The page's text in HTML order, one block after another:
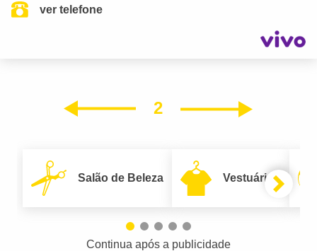
ver telefone
2
Salão de Beleza Vestuário
Continua após a publicidade